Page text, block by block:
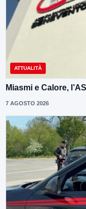
ATTUALITÀ
Miasmi e Calore,
7 AGOSTO 2026